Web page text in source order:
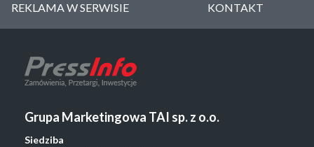
REKLAMA W SERWISIE KONTAKT
Grupa Marketingowa TAI sp. z o.o.
Siedziba